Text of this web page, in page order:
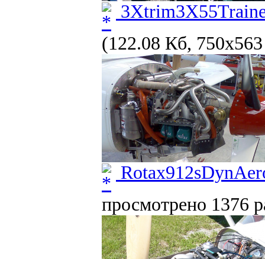
(122.08 Кб,
просмотрено 1376